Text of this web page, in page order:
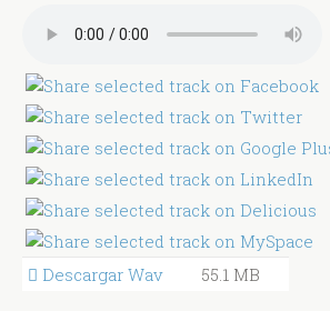
Descargar Wav 55.1 MB